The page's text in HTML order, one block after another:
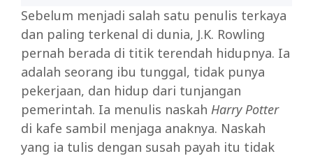
Sebelum menjadi salah satu penulis terkaya
dan paling terkenal di dunia, J.K. Rowling
pernah berada di titik terendah hidupnya. Ia
adalah seorang ibu tunggal, tidak punya
pekerjaan, dan hidup dari tunjangan
pemerintah. Ia menulis naskah Harry Potter
di kafe sambil menjaga anaknya. Naskah
yang ia tulis dengan susah payah itu tidak